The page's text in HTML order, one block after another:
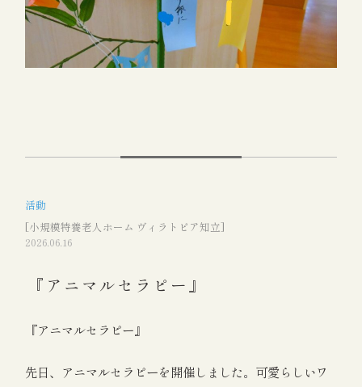
活動
[小規模特養老人ホーム ヴィラトピア知立]
2026.06.16
『アニマルセラピー』
『アニマルセラピー』
先日、アニマルセラピーを開催しました。可愛らしいワ